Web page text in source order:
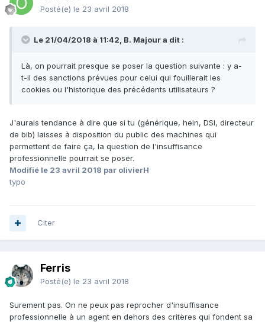
Posté(e) le 23 avril 2018
Le 21/04/2018 à 11:42, B. Majour a dit :
Là, on pourrait presque se poser la question suivante : y a-
t-il des sanctions prévues pour celui qui fouillerait les
cookies ou l'historique des précédents utilisateurs ?
J'aurais tendance à dire que si tu (générique, hein, DSI, directeur
de bib) laisses à disposition du public des machines qui
permettent de faire ça, la question de l'insuffisance
professionnelle pourrait se poser.
Modifié le 23 avril 2018 par olivierH
typo
Citer
Ferris
Posté(e) le 23 avril 2018
Surement pas. On ne peux pas reprocher d'insuffisance
professionnelle à un agent en dehors des critères qui fondent sa